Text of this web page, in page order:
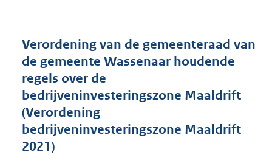
r
o
t
6
Verordening van de gemeenteraad van
de gemeente Wassenaar houdende
regels over de
bedrijveninvesteringszone Maaldrift
(Verordening
bedrijveninvesteringszone Maaldrift
2021)